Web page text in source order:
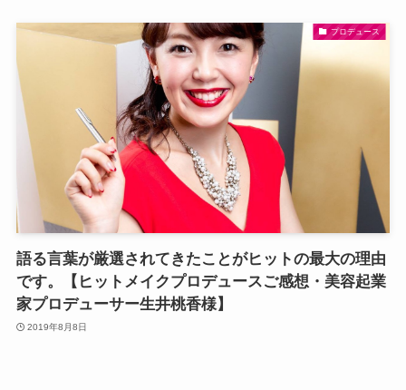
プロデュース
語る言葉が厳選されてきたことがヒットの最大の理由
です。【ヒットメイクプロデュースご感想・美容起業
家プロデューサー生井桃香様】
2019年8月8日